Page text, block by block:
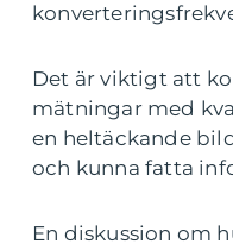
Det är viktigt att
mätningar med
en heltäckande
och kunna fatta
En diskussion om